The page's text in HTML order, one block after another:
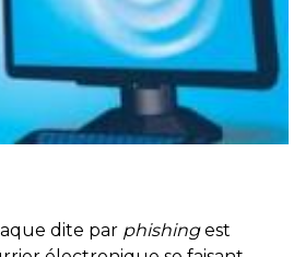
dite par phishingest